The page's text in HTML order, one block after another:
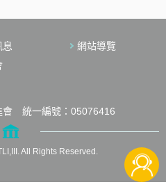
網站導覽
會 統一編號：05076416
All Rights Reserved.